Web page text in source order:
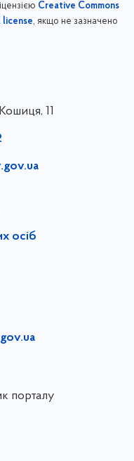
Creative Commons
, якщо не зазначено
11
осіб
порталу